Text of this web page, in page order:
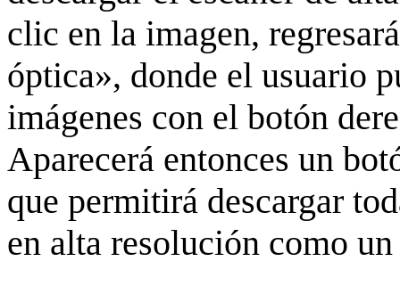
clic en la imagen,
óptica», donde el usuario
imágenes con el botón
Aparecerá entonces un
que permitirá descargar
en alta resolución como